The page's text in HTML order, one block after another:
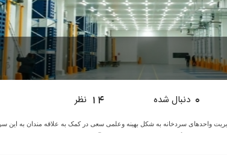
0 دنبال شده 14 نظر
واحدهای سردخانه به شکل بهینه وعلمی سعی در کمک به علاقه مندان به این